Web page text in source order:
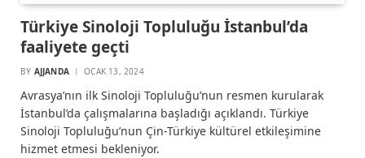
Türkiye Sinoloji Topluluğu İstanbul’da
faaliyete geçti
BY AJJANDA OCAK 13, 2024
Avrasya’nın ilk Sinoloji Topluluğu’nun resmen kurularak
İstanbul’da çalışmalarına başladığı açıklandı. Türkiye
Sinoloji Topluluğu’nun Çin-Türkiye kültürel etkileşimine
hizmet etmesi bekleniyor.